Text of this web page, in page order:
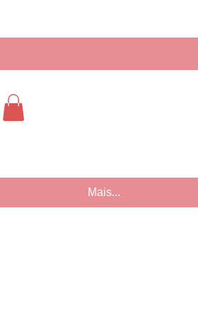
Mais...